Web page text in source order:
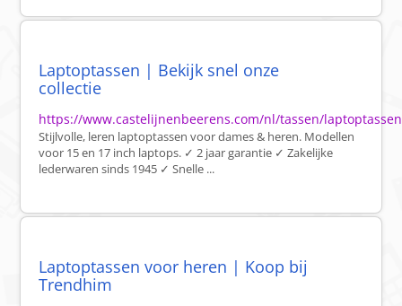
Laptoptassen | Bekijk snel onze
collectie
https://www.castelijnenbeerens.com/nl/tassen/
Stijlvolle, leren laptoptassen voor dames & heren. Modellen
voor 15 en 17 inch laptops. ✓ 2 jaar garantie ✓ Zakelijke
lederwaren sinds 1945 ✓ Snelle ...
Laptoptassen voor heren | Koop bij
Trendhim